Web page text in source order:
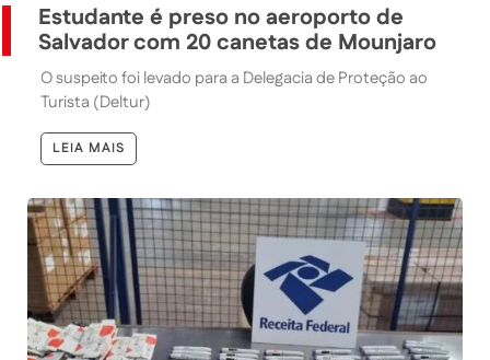
Estudante é preso no aeroporto de
Salvador com 20 canetas de Mounjaro
O suspeito foi levado para a Delegacia de Proteção ao
Turista (Deltur)
LEIA MAIS